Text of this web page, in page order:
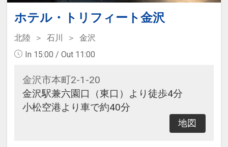
ホテル・トリフィート金沢
北陸 石川
金沢
In 15:00 / Out 11:00
金沢市本町2-1-20
金沢駅兼六園口（東口）より徒歩4分
小松空港より車で約40分
地図